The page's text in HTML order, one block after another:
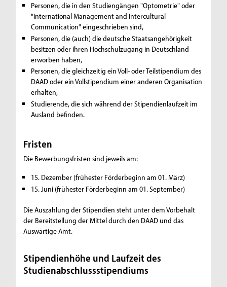
Personen, die in den Studiengängen "Optometrie" oder
"International Management and Intercultural
Communication" eingeschrieben sind,
Personen, die (auch) die deutsche Staatsangehörigkeit
besitzen oder ihren Hochschulzugang in Deutschland
erworben haben,
Personen, die gleichzeitig ein Voll- oder Teilstipendium des
DAAD oder ein Vollstipendium einer anderen Organisation
erhalten,
Studierende, die sich während der Stipendienlaufzeit im
Ausland befinden.
Fristen
Die Bewerbungsfristen sind jeweils am:
15. Dezember (frühester Förderbeginn am 01. März)
15. Juni (frühester Förderbeginn am 01. September)
Die Auszahlung der Stipendien steht unter dem Vorbehalt
der Bereitstellung der Mittel durch den DAAD und das
Auswärtige Amt.
Stipendienhöhe und Laufzeit des
Studienabschlussstipendiums